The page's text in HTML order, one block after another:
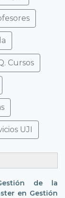
Cursos
UJI
de la
en Gestión